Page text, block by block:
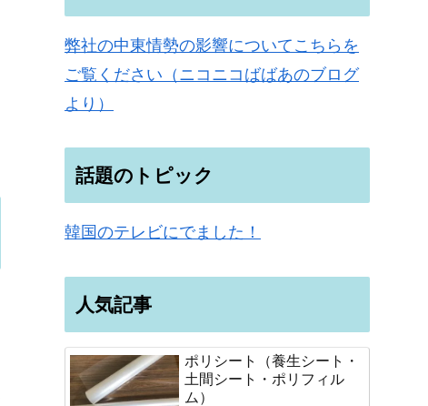
弊社の中東情勢の影響についてこちらを
ご覧ください（ニコニコばばあのブログ
より）
話題のトピック
韓国のテレビにでました！
人気記事
ポリシート（養生シート・
土間シート・ポリフィル
ム）